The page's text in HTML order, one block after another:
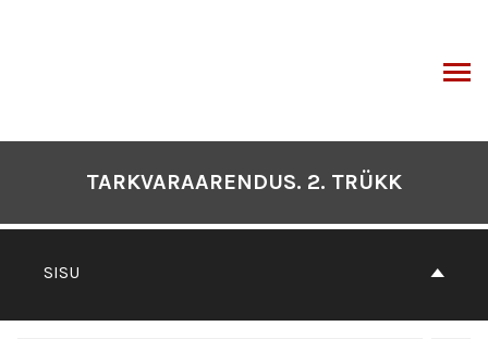
SISU
TARKVARAARENDUS. 2. TRÜKK